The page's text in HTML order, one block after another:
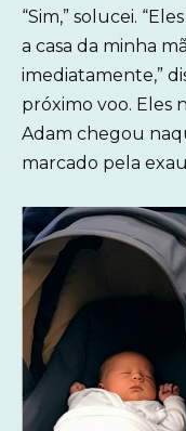
“Sim,” solucei.
a casa da minha
imediatamente,”
próximo voo. Eles
Adam chegou
marcado pela